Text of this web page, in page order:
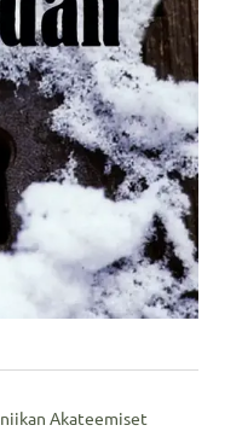
Akateemiset